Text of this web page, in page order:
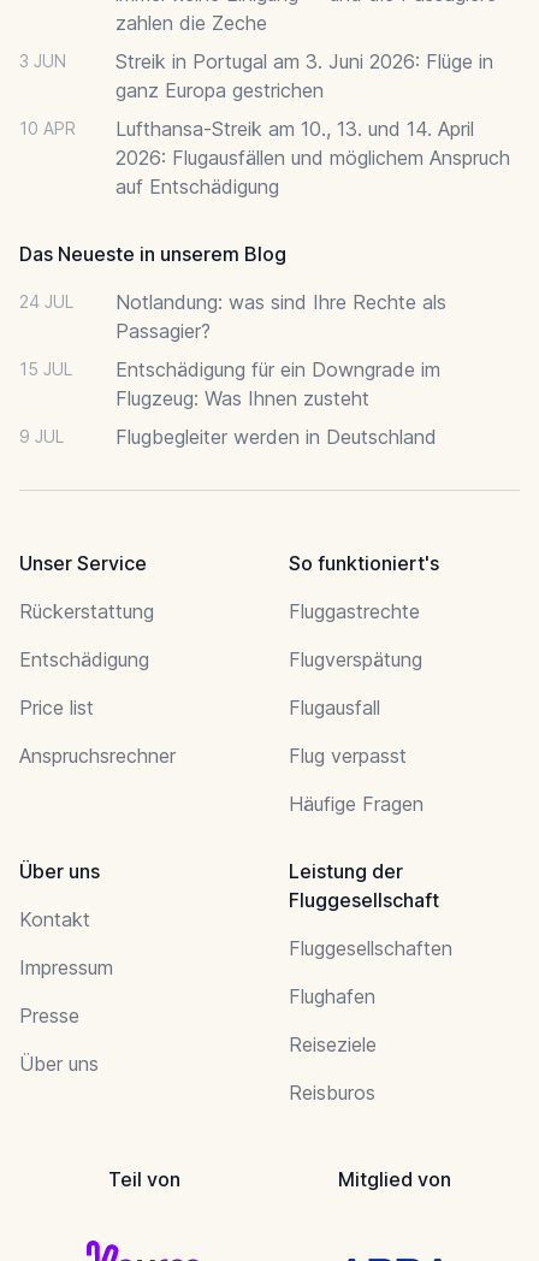
zahlen die Zeche
3 JUN
Streik in Portugal am 3. Juni 2026: Flüge in
ganz Europa gestrichen
10 APR
Lufthansa-Streik am 10., 13. und 14. April
2026: Flugausfällen und möglichem Anspruch
auf Entschädigung
Das Neueste in unserem Blog
24 JUL
Notlandung: was sind Ihre Rechte als
Passagier?
15 JUL
Entschädigung für ein Downgrade im
Flugzeug: Was Ihnen zusteht
9 JUL Flugbegleiter werden in Deutschland
Unser Service
Rückerstattung
Entschädigung
Price list
Anspruchsrechner
So funktioniert's
Fluggastrechte
Flugverspätung
Flugausfall
Flug verpasst
Häufige Fragen
Über uns
Kontakt
Impressum
Presse
Über uns
Leistung der
Fluggesellschaft
Fluggesellschaften
Flughafen
Reiseziele
Reisburos
Teil von Mitglied von